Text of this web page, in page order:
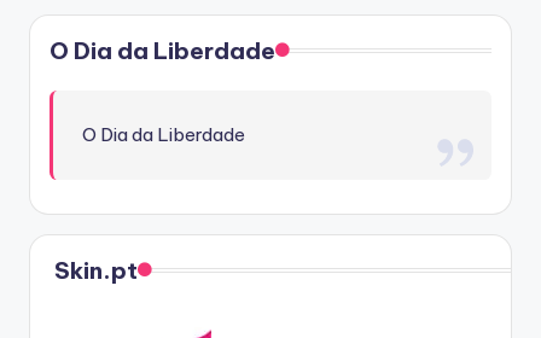
O Dia da Liberdade
O Dia da Liberdade
Skin.pt